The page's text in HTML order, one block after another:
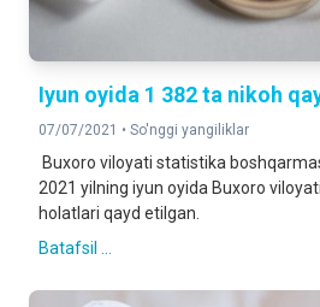
Iyun oyida 1 382 ta nikoh
07/07/2021 • So'nggi yangiliklar
Buxoro viloyati statistika
2021 yilning iyun oyida Buxoro
holatlari qayd etilgan.
Batafsil ...